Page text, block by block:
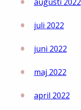
juli 2022
juni 2022
maj 2022
april 2022